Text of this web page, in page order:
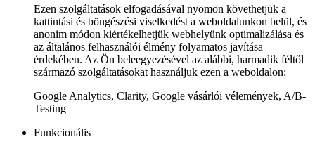
Ezen szolgáltatások elfogadásával nyomon követhetjük a
kattintási és böngészési viselkedést a weboldalunkon belül, és
anonim módon kiértékelhetjük webhelyünk optimalizálása és
az általános felhasználói élmény folyamatos javítása
érdekében. Az Ön beleegyezésével az alábbi, harmadik féltől
származó szolgáltatásokat használjuk ezen a weboldalon:
Google Analytics, Clarity, Google vásárlói vélemények, A/B-
Testing
Funkcionális